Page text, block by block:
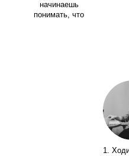
начинаешь
понимать, что
1.